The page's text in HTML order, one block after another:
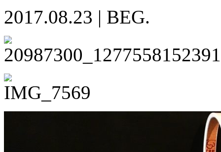
2017.08.23 | BEG.